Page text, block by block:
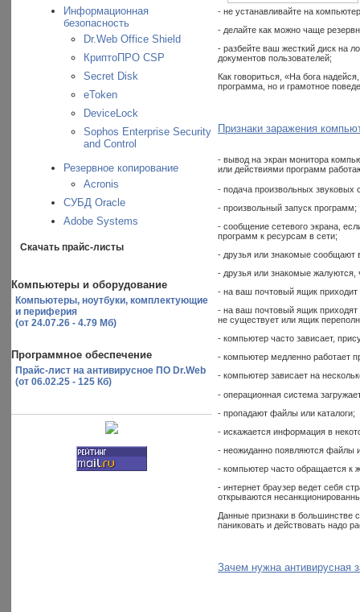
Информационная
безопасность
Dr.Web Office Shield
КриптоПРО CSP
Secret Disk
eToken
DeviceLock
Sophos Enterprise Security
and Control
Резервное копирование
Acronis
СУБД Oracle
Adobe Systems
Скачать прайс-листы
Компьютеры и оборудование
Компьютеры, ноутбуки, комплектующие
и периферия
(от 24.07.26 - 4.79 Мб)
Программное обеспечение
Прайс-лист на антивирусное ПО Dr.Web
(от 06.02.25 - 125 Кб)
- не устанавливайте на
- делайте как можно чаще
- разбейте ваш жесткий диск на
документов пользователей;
Как говориться, «На бога
программа, но и грамотное
Признаки заражения
- вывод на экран монитора
или действиями программ
- подача произвольных звуковых
- произвольный запуск программ;
- сообщение сетевого экрана,
программ к ресурсам в сети;
- друзья или знакомые сообщают
- друзья или знакомые
- на ваш почтовый ящик приходит
- на ваш почтовый ящик приходят
не существует или ящик
- компьютер часто зависает,
- компьютер медленно работает
- компьютер зависает на
- операционная система
- пропадают файлы или каталоги;
- искажается информация в
- неожиданно появляются файлы
- компьютер часто обращается к
- интернет браузер ведет себя
открываются
Данные признаки в большинстве
паниковать и действовать надо
Зачем нужна антивирусная